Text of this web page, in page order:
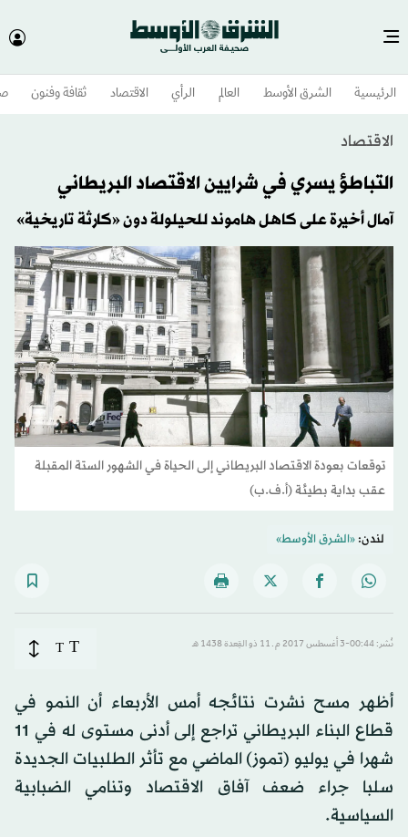
الرئيسية الشرق الأوسط​ العالم الرأي الاقتصاد ثقافة وفنون
الاقتصاد
التباطؤ يسري في شرايين الاقتصاد البريطاني
آمال أخيرة على كاهل هاموند للحيلولة دون «كارثة تاريخية»
توقعات بعودة الاقتصاد البريطاني إلى الحياة في الشهور الستة المقبلة
عقب بداية بطيئة (أ.ف.ب)
لندن:«الشرق الأوسط»
نُشر: 00:44-3 أغسطس 2017 م ـ 11 ذو القِعدة 1438 هـ T
T
أظهر مسح نشرت نتائجه أمس الأربعاء أن النمو في
قطاع البناء البريطاني تراجع إلى أدنى مستوى له في 11
شهرا في يوليو (تموز) الماضي مع تأثر الطلبيات الجديدة
سلبا جراء ضعف آفاق الاقتصاد وتنامي الضبابية
السياسية.